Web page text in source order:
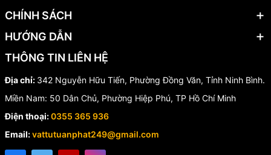
tiện CNC, đạt chứng nhận CSA & UPC của Mỹ và Canada.
Năm 1999:
với vốn đầu tư ban đầu 1.050.000 USD, mở rộng sản xuất phụ
kiện ngành nước.
Đạt tiêu chuẩn NSF (Mỹ) và tăng vốn đầu tư lên 4 triệu USD.
Được trao cúp vàng thương hiệu hội nhập quốc tế.
Đầu tư dây chuyền máy móc hiện đại: máy ép nhựa, máy in
laser, dây chuyền xi mạ trị giá 500.000 USD và lò đúc trung
CHÍNH SÁCH
HƯỚNG DẪN
THÔNG TIN LIÊN HỆ
Địa chỉ: 342 Nguyễn Hữu Tiến, Phường Đồng Văn, Tỉnh Ninh Bình.
Miền Nam: 50 Dân Chủ, Phường Hiệp Phú, TP Hồ Chí Minh
Điện thoại:0355 365 936
Email:vattutuanphat249@gmail.com